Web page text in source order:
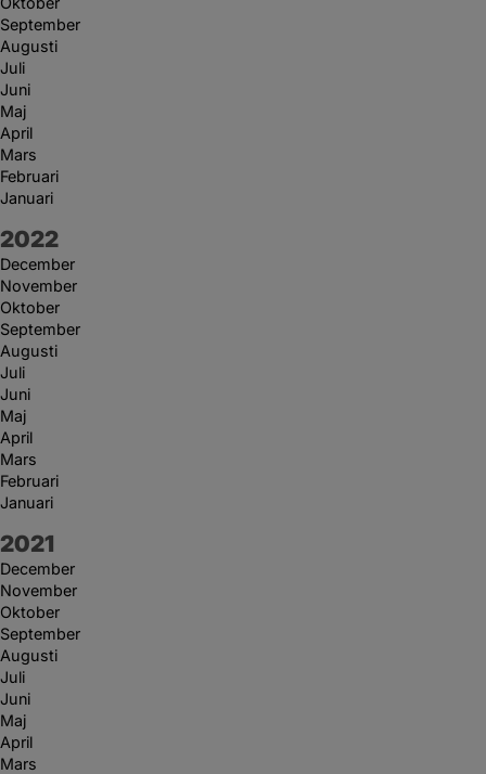
September
Augusti
Juli
Juni
Maj
April
Mars
Februari
Januari
År:
2022
December
November
Oktober
September
Augusti
Juli
Juni
Maj
April
Mars
Februari
Januari
År:
2021
December
November
Oktober
September
Augusti
Juli
Juni
Maj
April
Mars